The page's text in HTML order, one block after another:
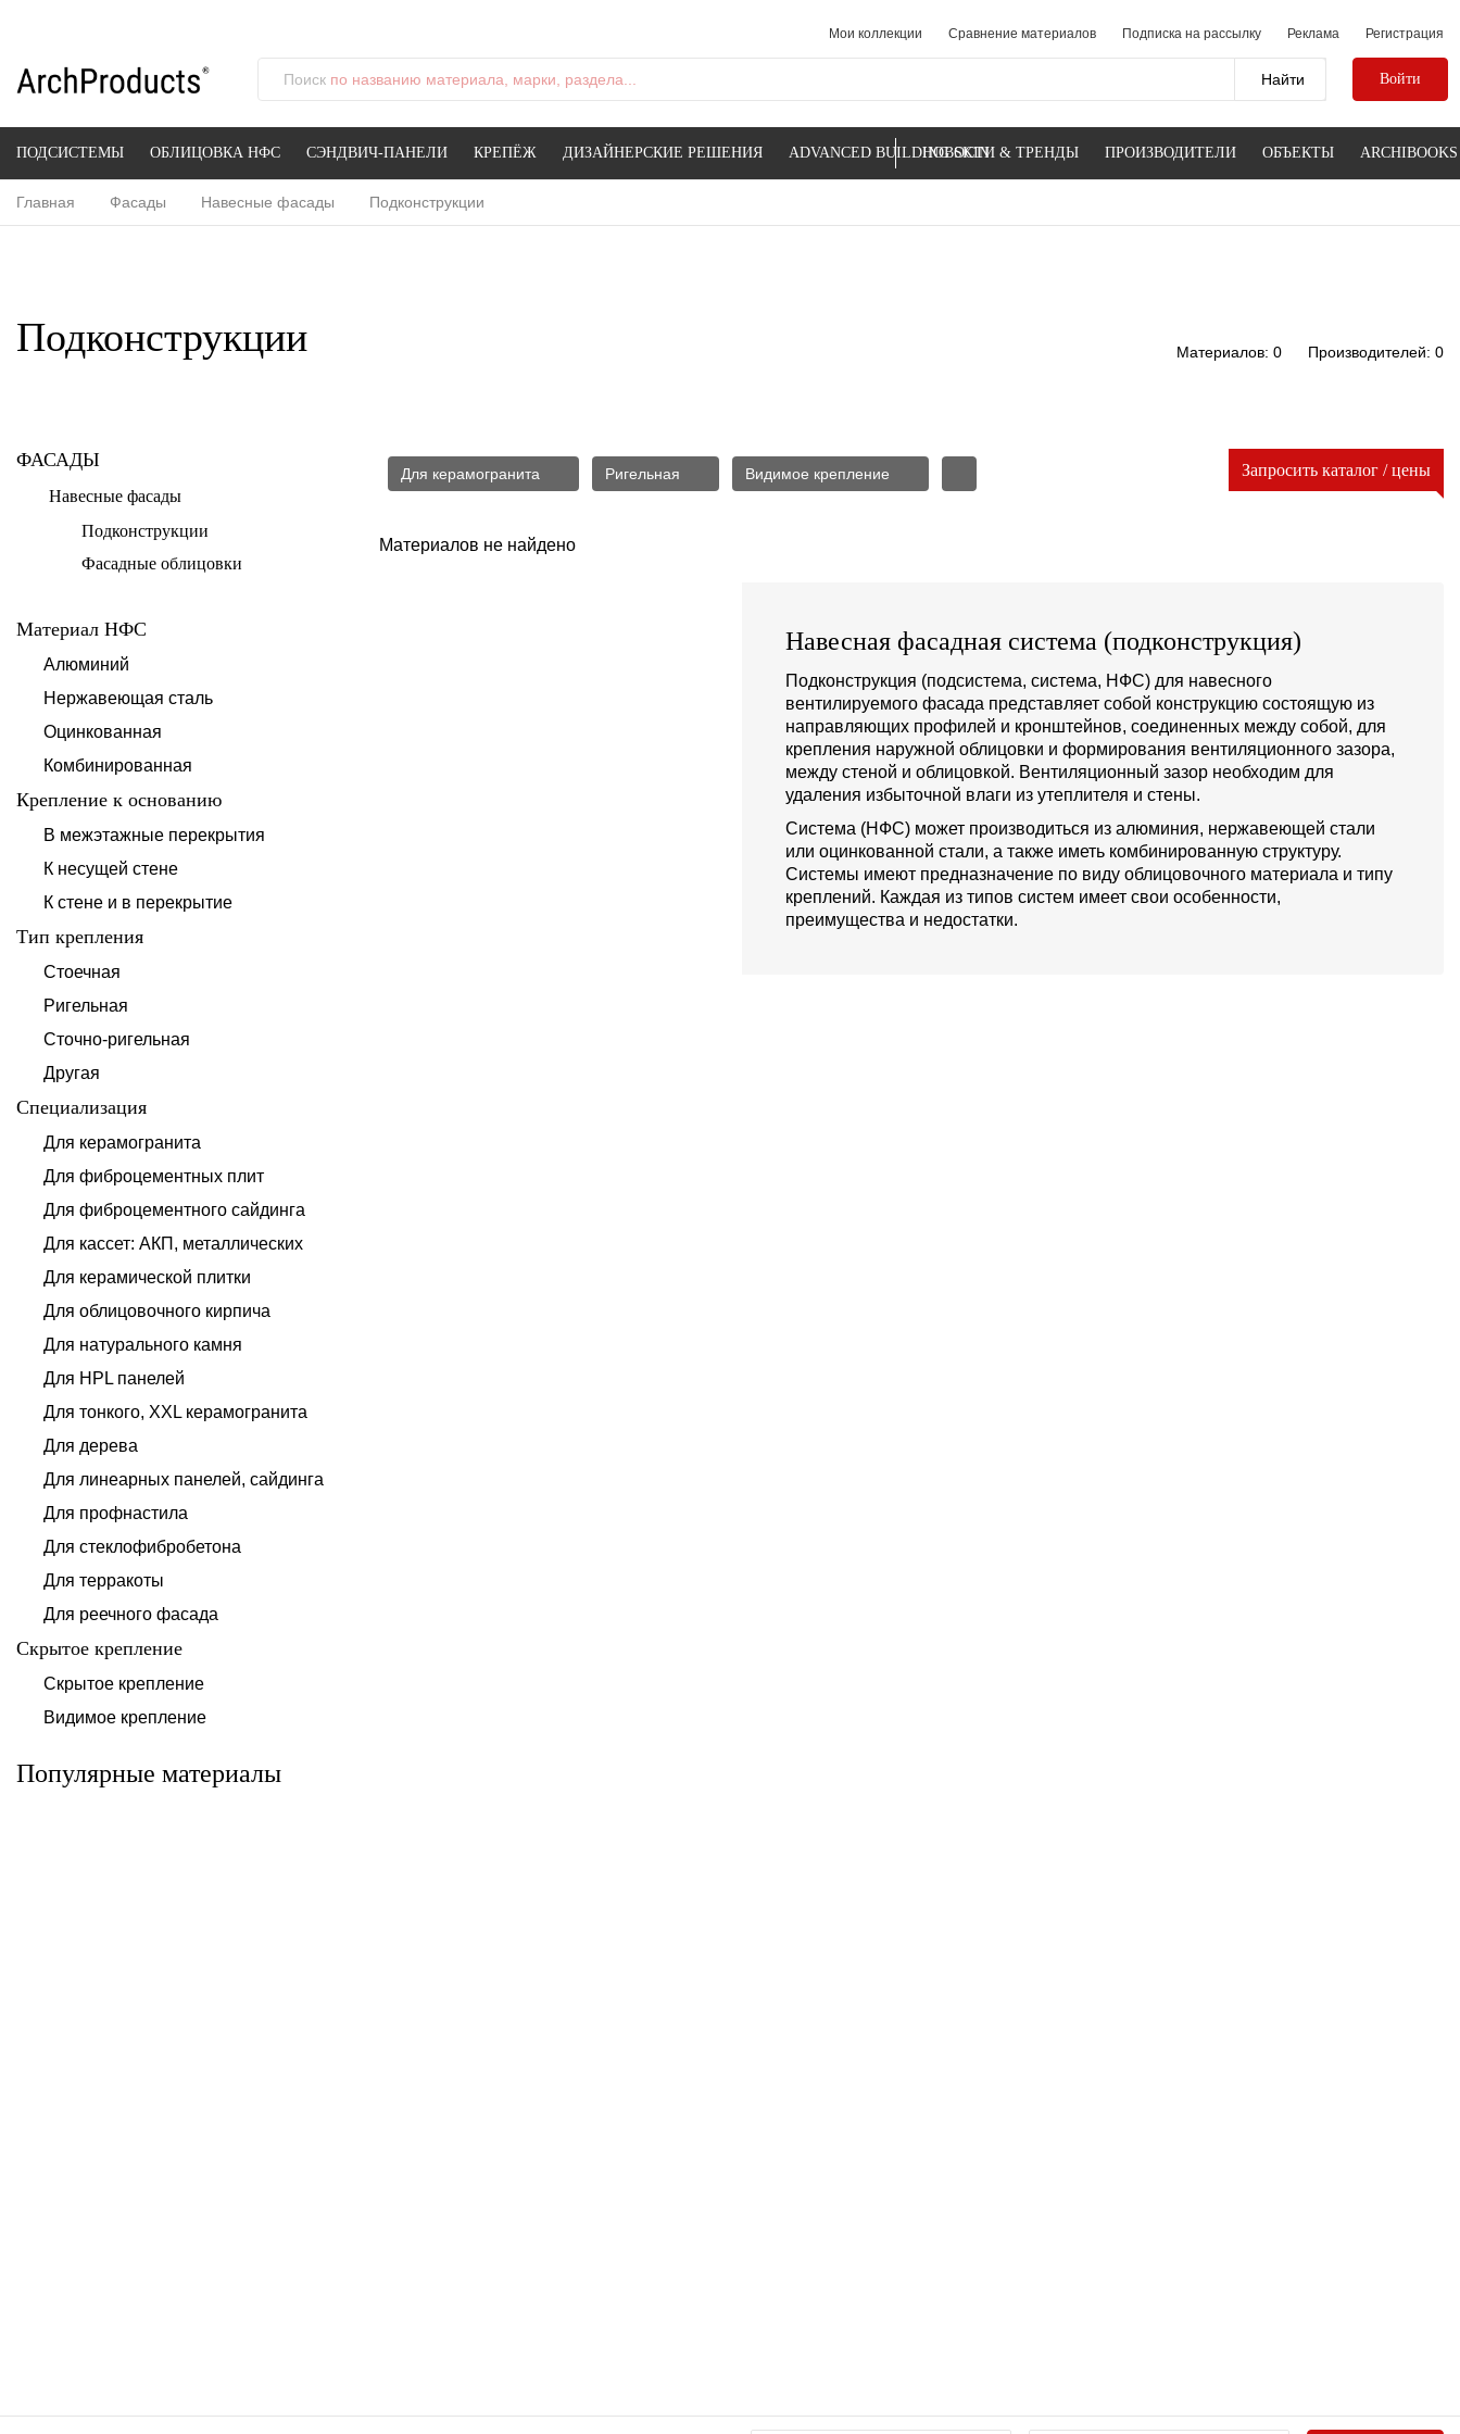
Мои коллекции Сравнение материалов Подписка на рассылку Реклама Регистрация
Поиск по названию материала, марки, раздела... Войти
ПОДСИСТЕМЫ ОБЛИЦОВКА НФС СЭНДВИЧ-ПАНЕЛИ КРЕПЁЖ ДИЗАЙНЕРСКИЕ РЕШЕНИЯ ADVANCED BUILDING SKINНОВОСТИ & ТРЕНДЫ ПРОИЗВОДИТЕЛИ ОБЪЕКТЫ ARCHIBOOKS
Главная Фасады Навесные фасады Подконструкции
Подконструкции Материалов: 0 Производителей: 0
ФАСАДЫ
Навесные фасады
Подконструкции
Фасадные облицовки
Материал НФС
Алюминий
Нержавеющая сталь
Оцинкованная
Комбинированная
Крепление к основанию
В межэтажные перекрытия
К несущей стене
К стене и в перекрытие
Тип крепления
Стоечная
Ригельная
Сточно-ригельная
Другая
Специализация
Для керамогранита
Для фиброцементных плит
Для фиброцементного сайдинга
Для кассет: АКП, металлических
Для керамической плитки
Для облицовочного кирпича
Для натурального камня
Для HPL панелей
Для тонкого, XXL керамогранита
Для дерева
Для линеарных панелей, сайдинга
Для профнастила
Для стеклофибробетона
Для терракоты
Для реечного фасада
Скрытое крепление
Скрытое крепление
Видимое крепление
Популярные материалы
Система для
облицовки
клинкерными
плитками «под
Альтернатива
Альтернатива
Для керамогранита Ригельная Видимое крепление Запросить каталог / цены
Материалов не найдено
Навесная фасадная система (подконструкция)
Подконструкция (подсистема, система, НФС) для навесного
вентилируемого фасада представляет собой конструкцию состоящую из
направляющих профилей и кронштейнов, соединенных между собой, для
крепления наружной облицовки и формирования вентиляционного зазора,
между стеной и облицовкой. Вентиляционный зазор необходим для
удаления избыточной влаги из утеплителя и стены.
Система (НФС) может производиться из алюминия, нержавеющей стали
или оцинкованной стали, а также иметь комбинированную структуру.
Системы имеют предназначение по виду облицовочного материала и типу
креплений. Каждая из типов систем имеет свои особенности,
преимущества и недостатки.